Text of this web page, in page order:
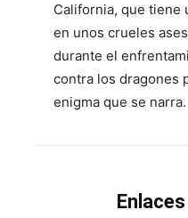
California, que tiene
en unos crueles
durante el
contra los dragones
enigma que se narra.